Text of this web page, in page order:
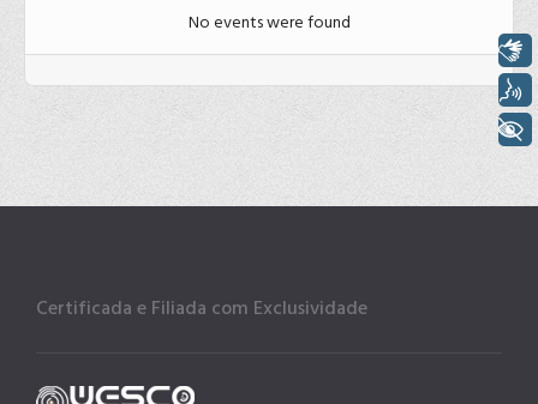
No events were found
Certificada e Filiada com Exclusividade
Libras
Voz
+ Acessibilidade